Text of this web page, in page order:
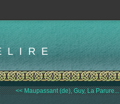
<< Maupassant (de), Guy, La Parure...